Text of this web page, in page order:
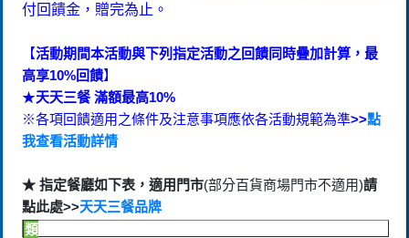
付回饋金，贈完為止。
【活動期間本活動與下列指定活動之回饋同時疊加計算，最
高享10%回饋】
★天天三餐 滿額最高10%
※各項回饋適用之條件及注意事項應依各活動規範為準>>點
我查看活動詳情
★ 指定餐廳如下表，適用門市(部分百貨商場門市不適用)請
點此處>>天天三餐品牌
類